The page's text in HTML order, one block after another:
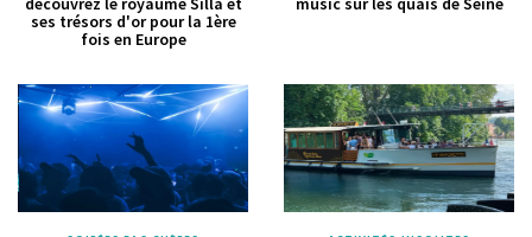
ses trésors d'or pour la 1ère
fois en Europe